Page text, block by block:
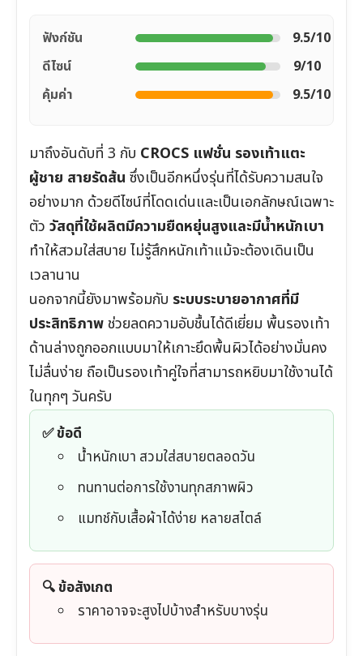
ฟังก์ชัน
9.5/10
ดีไซน์
9/10
คุ้มค่า
9.5/10
มาถึงอันดับที่ 3 กับ CROCS แฟชั่น รองเท้าแตะ
ผู้ชาย สายรัดส้น ซึ่งเป็นอีกหนึ่งรุ่นที่ได้รับความสนใจ
อย่างมาก ด้วยดีไซน์ที่โดดเด่นและเป็นเอกลักษณ์เฉพาะ
ตัว วัสดุที่ใช้ผลิตมีความยืดหยุ่นสูงและมีน้ำหนักเบา
ทำให้สวมใส่สบาย ไม่รู้สึกหนักเท้าแม้จะต้องเดินเป็น
เวลานาน
นอกจากนี้ยังมาพร้อมกับ ระบบระบายอากาศที่มี
ประสิทธิภาพช่วยลดความอับชื้นได้ดีเยี่ยม พื้นรองเท้า
ด้านล่างถูกออกแบบมาให้เกาะยึดพื้นผิวได้อย่างมั่นคง
ไม่ลื่นง่าย ถือเป็นรองเท้าคู่ใจที่สามารถหยิบมาใช้งานได้
ในทุกๆ วันครับ
✅ ข้อดี
น้ำหนักเบา สวมใส่สบายตลอดวัน
ทนทานต่อการใช้งานทุกสภาพผิว
แมทช์กับเสื้อผ้าได้ง่าย หลายสไตล์
🔍 ข้อสังเกต
ราคาอาจจะสูงไปบ้างสำหรับบางรุ่น